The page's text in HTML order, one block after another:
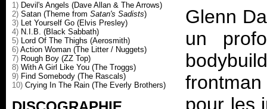
1) Devil's Angels (Dave Allan & The Arrows)
2) Satan (Theme from Satan's Sadists)
3) Let Yourself Go (Elvis Presley)
4) N.I.B. (Black Sabbath)
5) Lord Of The Thighs (Aerosmith)
6) Action Woman (The Litter / Nuggets)
7) Rough Boy (ZZ Top)
8) With A Girl Like You (The Troggs)
9) Find Somebody (The Rascals)
10) Crying In The Rain (The Everly Brothers)
Glenn
un
pour les